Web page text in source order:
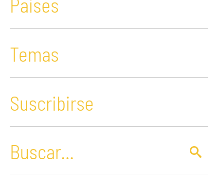
Paises
Temas
Suscribirse